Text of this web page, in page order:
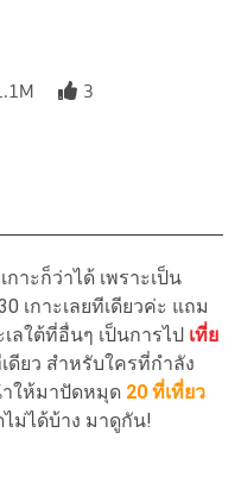
3
กาะก็ว่าได้ เพราะเป็น
เกาะเลยทีเดียวค่ะ แถม
ลใต้ที่อื่นๆ เป็นการไป เที่ย
ดียว สำหรับใครที่กำลัง
ำให้มาปัดหมุด 20 ที่เที่ยว
ม่ได้บ้าง มาดูกัน!